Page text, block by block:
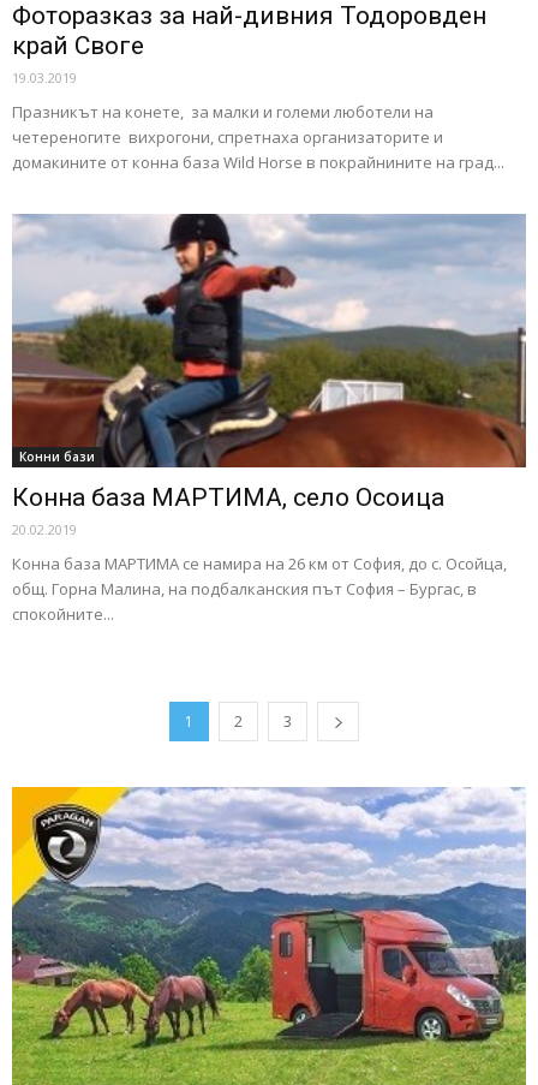
Фоторазказ за най-дивния Тодоровден
край Своге
19.03.2019
Празникът на конете, за малки и големи люботели на
четереногите вихрогони, спретнаха организаторите и
домакините от конна база Wild Horse в покрайнините на град...
Конни бази
Конна база МАРТИМА, село Осоица
20.02.2019
Конна база МАРТИМА се намира на 26 км от София, до с. Осойца,
общ. Горна Малина, на подбалканския път София – Бургас, в
спокойните...
1 2 3